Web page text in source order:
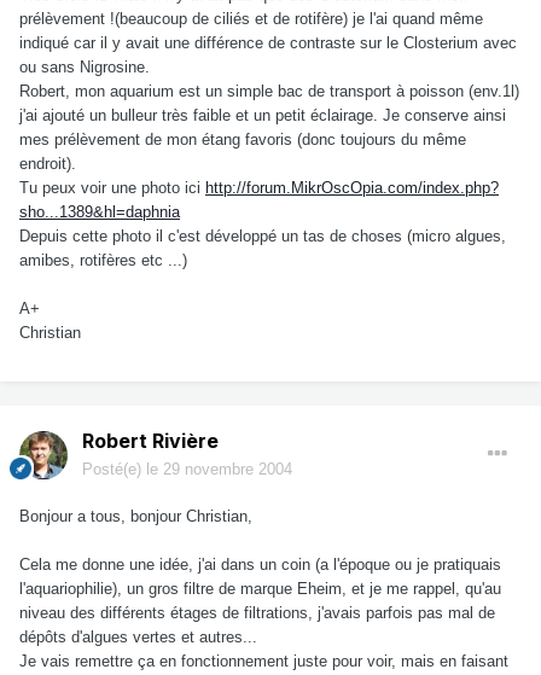
prélèvement !(beaucoup de ciliés et de rotifère) je l'ai quand même
indiqué car il y avait une différence de contraste sur le Closterium avec
ou sans Nigrosine.
Robert, mon aquarium est un simple bac de transport à poisson (env.1l)
j'ai ajouté un bulleur très faible et un petit éclairage. Je conserve ainsi
mes prélèvement de mon étang favoris (donc toujours du même
endroit).
Tu peux voir une photo ici http://forum.MikrOscOpia.com/index.php?
sho...1389&hl=daphnia
Depuis cette photo il c'est développé un tas de choses (micro algues,
amibes, rotifères etc ...)
A+
Christian
Robert Rivière
Posté(e) le 29 novembre 2004
Bonjour a tous, bonjour Christian,
Cela me donne une idée, j'ai dans un coin (a l'époque ou je pratiquais
l'aquariophilie), un gros filtre de marque Eheim, et je me rappel, qu'au
niveau des différents étages de filtrations, j'avais parfois pas mal de
dépôts d'algues vertes et autres...
Je vais remettre ça en fonctionnement juste pour voir, mais en faisant